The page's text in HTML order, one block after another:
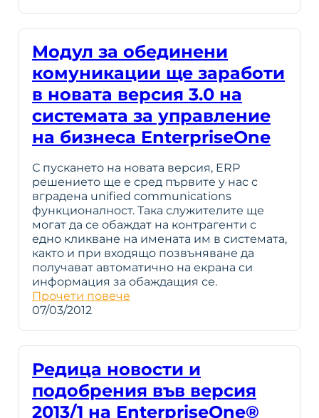
Модул за обединени
комуникации ще заработи
в новата версия 3.0 на
системата за управление
на бизнеса EnterpriseOne
С пускането на новата версия, ERP
решението ще е сред първите у нас с
вградена unified communications
функционалност. Така служителите ще
могат да се обаждат на контрагенти с
едно кликване на имената им в системата,
както и при входящо позвъняване да
получават автоматично на екрана си
информация за обаждащия се.
Прочети повече
07/03/2012
Редица новости и
подобрения във версия
2013/1 на EnterpriseOne®